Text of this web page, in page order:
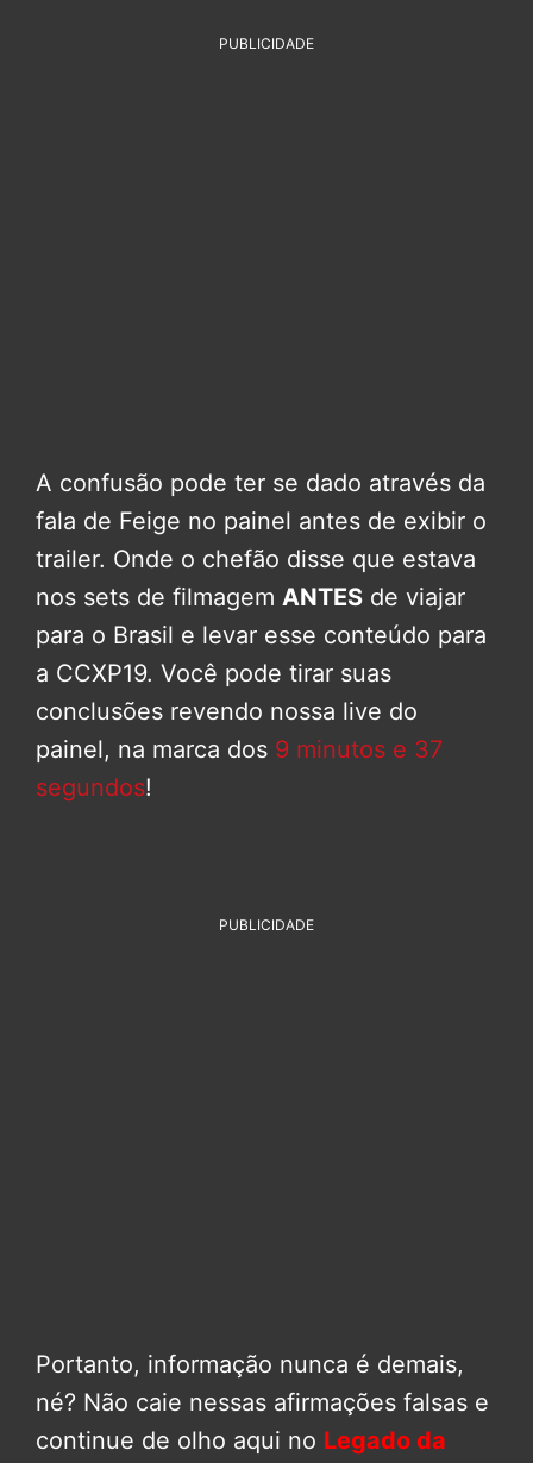
PUBLICIDADE
A confusão pode ter se dado através da
fala de Feige no painel antes de exibir o
trailer. Onde o chefão disse que estava
nos sets de filmagem ANTES de viajar
para o Brasil e levar esse conteúdo para
a CCXP19. Você pode tirar suas
conclusões revendo nossa live do
painel, na marca dos 9 minutos e 37
segundos!
PUBLICIDADE
Portanto, informação nunca é demais,
né? Não caie nessas afirmações falsas e
continue de olho aqui no Legado da